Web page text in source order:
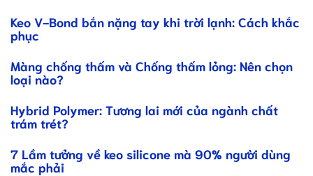
Keo V-Bond bắn nặng tay khi trời lạnh: Cách khắc
phục
Màng chống thấm và Chống thấm lỏng: Nên chọn
loại nào?
Hybrid Polymer: Tương lai mới của ngành chất
trám trét?
7 Lầm tưởng về keo silicone mà 90% người dùng
mắc phải